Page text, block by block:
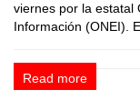
viernes por la estatal
Información (ONEI).
Read more